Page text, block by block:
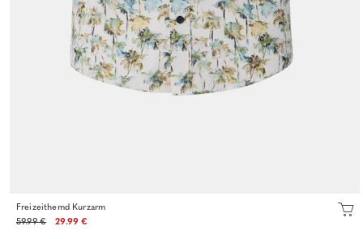
Freizeithemd Kurzarm
59.99 €
29.99 €